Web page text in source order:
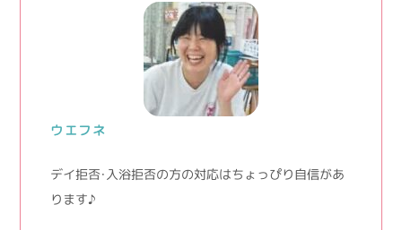
ウエフネ
デイ拒否・入浴拒否の方の対応はちょっぴり自信があ
ります♪